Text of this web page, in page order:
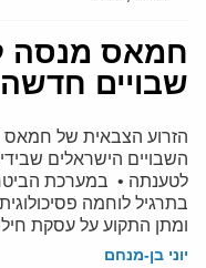
חמאס מנסה
שבויים חדשה
הזרוע הצבאית של
השבויים הישראלים
לטענתה • במערכת
בתרגיל לוחמה
ומתן התקוע על עסקת
יוני בן-מנחם